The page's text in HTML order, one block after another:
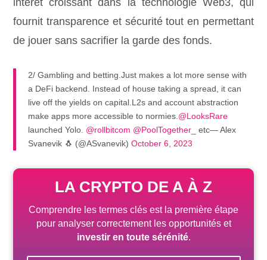
fournit transparence et sécurité tout en permettant
de jouer sans sacrifier la garde des fonds.
2/ Gambling and betting.Just makes a lot more sense with
a DeFi backend. Instead of house taking a spread, it can
live off the yields on capital.L2s and account abstraction
make apps more accessible to normies. @LooksRare
launched Yolo. @rollbitcom @PoolTogether_
etc— Alex
Svanevik 🐧 (@ASvanevik)October 6, 2023
LA CRYPTO DE A À Z
Comprendre les termes clés est la première étape
pour analyser correctement les opportunités et
investir en toute sérénité.